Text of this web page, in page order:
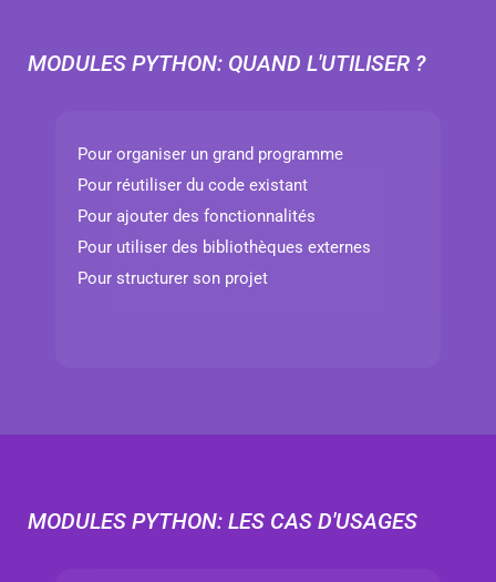
MODULES PYTHON: QUAND L'UTILISER ?
Pour organiser un grand programme
Pour réutiliser du code existant
Pour ajouter des fonctionnalités
Pour utiliser des bibliothèques externes
Pour structurer son projet
MODULES PYTHON: LES CAS D'USAGES